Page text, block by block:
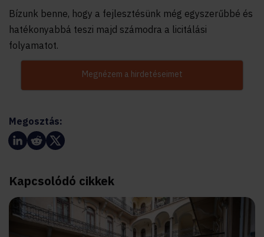
Bízunk benne, hogy a fejlesztésünk még egyszerűbbé és
hatékonyabbá teszi majd számodra a licitálási
folyamatot.
Megnézem a hirdetéseimet
Megosztás:
Kapcsolódó cikkek